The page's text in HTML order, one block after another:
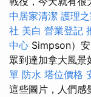
中居家清潔 護理
社 美白 營業登記
中心 Simpson）
眾到達加拿大風景
單 防水 塔位價格
這些圖片，人們感